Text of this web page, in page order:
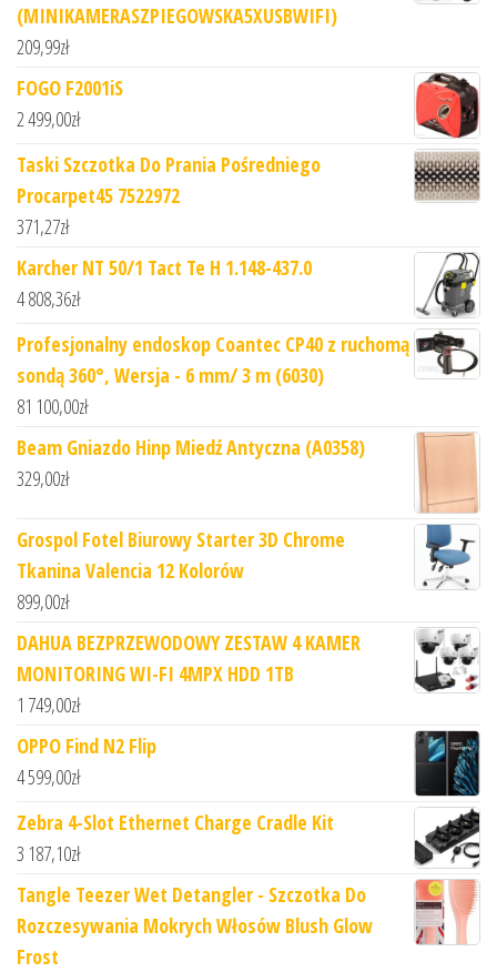
(MINIKAMERASZPIEGOWSKA5XUSBWIFI)
209,99zł
FOGO F2001iS
2 499,00zł
Taski Szczotka Do Prania Pośredniego
Procarpet45 7522972
371,27zł
Karcher NT 50/1 Tact Te H 1.148-437.0
4 808,36zł
Profesjonalny endoskop Coantec CP40 z ruchomą
sondą 360°, Wersja - 6 mm/ 3 m (6030)
81 100,00zł
Beam Gniazdo Hinp Miedź Antyczna (A0358)
329,00zł
Grospol Fotel Biurowy Starter 3D Chrome
Tkanina Valencia 12 Kolorów
899,00zł
DAHUA BEZPRZEWODOWY ZESTAW 4 KAMER
MONITORING WI-FI 4MPX HDD 1TB
1 749,00zł
OPPO Find N2 Flip
4 599,00zł
Zebra 4-Slot Ethernet Charge Cradle Kit
3 187,10zł
Tangle Teezer Wet Detangler - Szczotka Do
Rozczesywania Mokrych Włosów Blush Glow
Frost